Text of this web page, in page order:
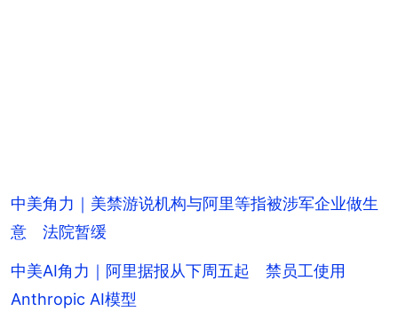
中美角力｜美禁游说机构与阿里等指被涉军企业做生
意 法院暂缓
中美AI角力｜阿里据报从下周五起 禁员工使用
Anthropic AI模型